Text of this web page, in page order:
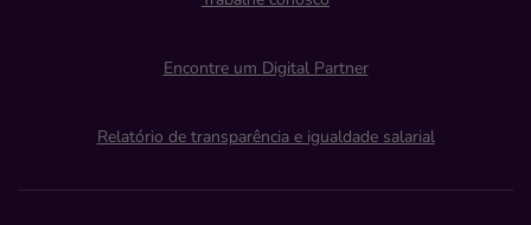
Encontre um Digital Partner
Relatório de transparência e igualdade salarial